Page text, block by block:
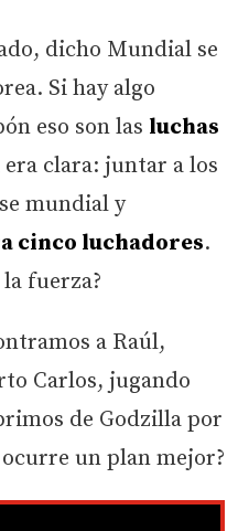
dicho Mundial se
Si hay algo
eso son las luchas
era clara: juntar a los
mundial y
cinco luchadores.
fuerza?
a Raúl,
Carlos, jugando
de Godzilla por
ocurre un plan mejor?